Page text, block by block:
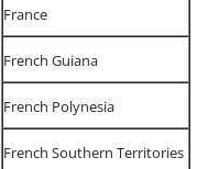
France
French Guiana
French Polynesia
French Southern Territories